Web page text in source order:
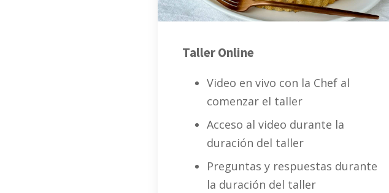
Taller Online
Video en vivo con la Chef al
comenzar el taller
Acceso al video durante la
duración del taller
Preguntas y respuestas durante
la duración del taller